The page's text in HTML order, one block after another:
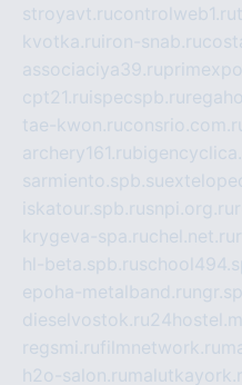
stroyavt.rucontrolweb1.ru
kvotka.ru iron-snab.ru
associaciya39.ru
cpt21.ru ispecspb.ru
tae-kwon.ru
archery161.ru
sarmiento.spb.su
iskatour.spb.rusnpi.org.ru
krygeva-spa.ruchel.net.ru
hl-beta.spb.ru
epoha-metalband.ru
dieselvostok.ru
regsmi.rufilmnetwork.ru
h2o-salon.ru